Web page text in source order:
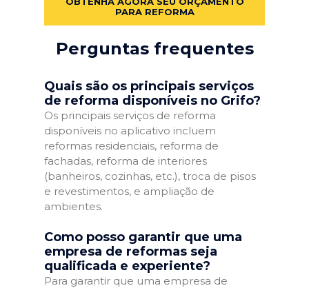
PARA REFORMA
Perguntas frequentes
Quais são os principais serviços
de reforma disponíveis no Grifo?
Os principais serviços de reforma
disponíveis no aplicativo incluem
reformas residenciais, reforma de
fachadas, reforma de interiores
(banheiros, cozinhas, etc.), troca de pisos
e revestimentos, e ampliação de
ambientes.
Como posso garantir que uma
empresa de reformas seja
qualificada e experiente?
Para garantir que uma empresa de